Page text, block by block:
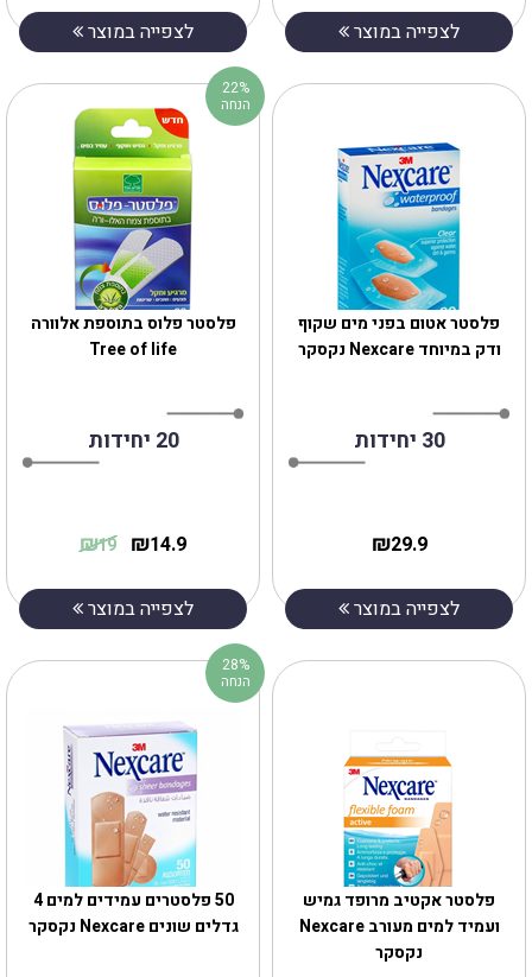
לצפייה במוצר לצפייה במוצר
פלסטר פלוס בתוספת אלוורה
Tree of life
20 יחידות
14.9
₪
19
₪
לצפייה במוצר
22%
הנחה
פלסטר אטום בפני מים שקוף
ודק במיוחד Nexcare נקסקר
30 יחידות
29.9
₪
לצפייה במוצר
‎50 פלסטרים עמידים למים 4
גדלים שונים Nexcare נקסקר
28%
הנחה
פלסטר אקטיב מרופד גמיש
ועמיד למים מעורב Nexcare
נקסקר